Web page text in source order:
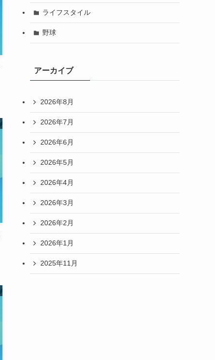
ライフスタイル
野球
アーカイブ
2026年8月
2026年7月
2026年6月
2026年5月
2026年4月
2026年3月
2026年2月
2026年1月
2025年11月